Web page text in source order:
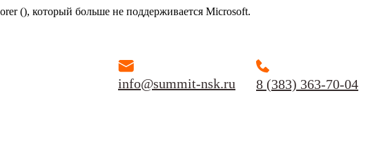
(), который больше не поддерживается Microsoft.
info@summit-nsk.ru 8 (383) 363-70-04